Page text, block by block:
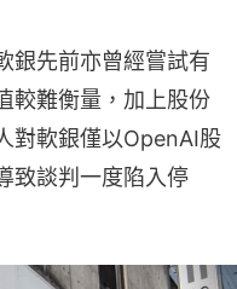
銀先前亦曾經嘗試有
較難衡量，加上股份
對軟銀僅以OpenAI股
致談判一度陷入停